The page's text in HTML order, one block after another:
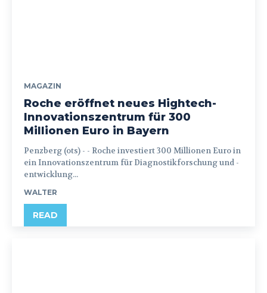
MAGAZIN
Roche eröffnet neues Hightech-
Innovationszentrum für 300
Millionen Euro in Bayern
Penzberg (ots) - - Roche investiert 300 Millionen Euro in
ein Innovationszentrum für Diagnostikforschung und -
entwicklung...
WALTER
READ